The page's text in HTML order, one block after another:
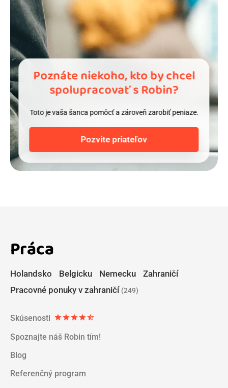
Poznáte niekoho, kto by chcel
spolupracovať s Robin?
Toto je vaša šanca pomôcť a zároveň zarobiť peniaze.
Pozvite priateľov
Práca
Holandsko Belgicku Nemecku
Zahraničí
Pracovné ponuky v zahraničí (249)
Skúsenosti starstarstarstarstar_half
Spoznajte náš Robin tím!
Blog
Referenčný program